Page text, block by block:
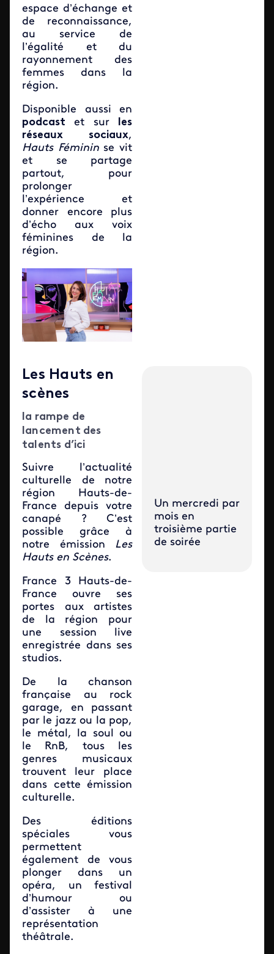
espace d’échange et
de reconnaissance,
au service de
l’égalité et du
rayonnement des
femmes dans la
région.
Disponible aussi en
podcast et sur les
réseaux sociaux,
Hauts Fémininse vit
et se partage
partout, pour
prolonger
l’expérience et
donner encore plus
d’écho aux voix
féminines de la
région.
Les Hauts en
scènes
la rampe de
lancement des
talents d’ici
Suivre l’actualité
culturelle de notre
région Hauts-de-
France depuis votre
canapé ? C’est
possible grâce à
notre émission Les
Hauts en Scènes.
France 3 Hauts-de-
France ouvre ses
portes aux artistes
de la région pour
une session live
enregistrée dans ses
studios.
De la chanson
française au rock
garage, en passant
par le jazz ou la pop,
le métal, la soul ou
le RnB, tous les
genres musicaux
trouvent leur place
dans cette émission
culturelle.
Des éditions
spéciales vous
permettent
également de vous
plonger dans un
opéra, un festival
d’humour ou
d’assister à une
représentation
théâtrale.
Un mercredi par
mois en
troisième partie
de soirée